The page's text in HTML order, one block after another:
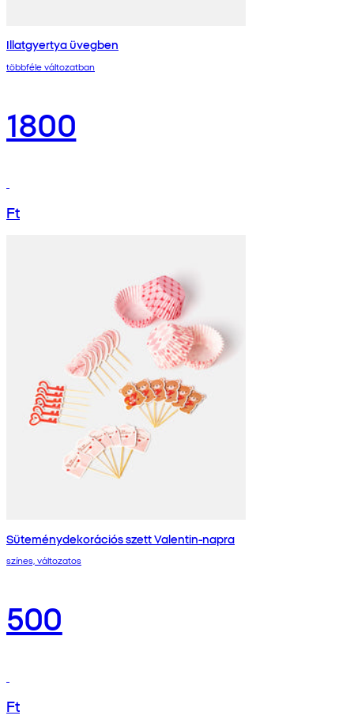
Illatgyertya üvegben
többféle változatban
1800
Ft
Süteménydekorációs szett Valentin-napra
színes, változatos
500
Ft